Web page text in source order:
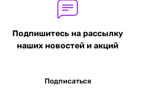
Подпишитесь на рассылку
наших новостей и акций
Подписаться